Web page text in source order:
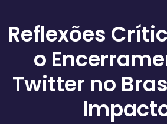
Reflexões
o
Twitter no